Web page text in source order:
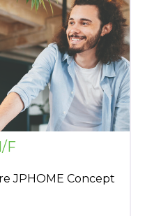
F
JPHOME Concept